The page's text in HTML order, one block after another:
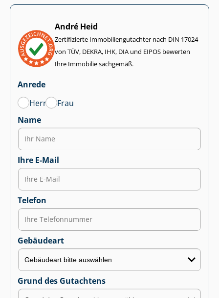
André Heid
Zertifizierte Im­mo­bi­li­en­gut­ach­ter nach DIN 17024
von TÜV, DEKRA, IHK, DIA und EIPOS bewerten
Ihre Immobilie sachgemäß.
Anrede
Herr
Frau
Name
Ihre E-Mail
Telefon
Gebäudeart
Grund des Gutachtens